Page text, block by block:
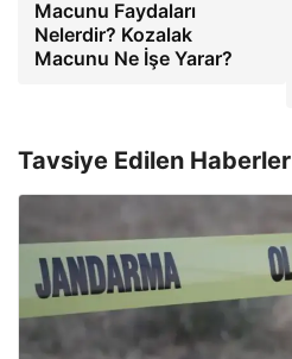
Macunu Faydaları
Nelerdir? Kozalak
Macunu Ne İşe Yarar?
Tavsiye Edilen Haberler